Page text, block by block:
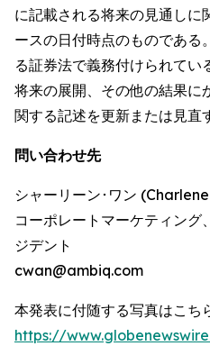
に記載される将来の見通しに
ースの日付時点のものである
る証券法で義務付けられてい
将来の展開、その他の結果に
関する記述を更新または見直
問い合わせ先
シャーリーン･ワン
コーポレートマーケティング
ジデント
cwan@ambiq.com
本発表に付随する写真はこち
https://